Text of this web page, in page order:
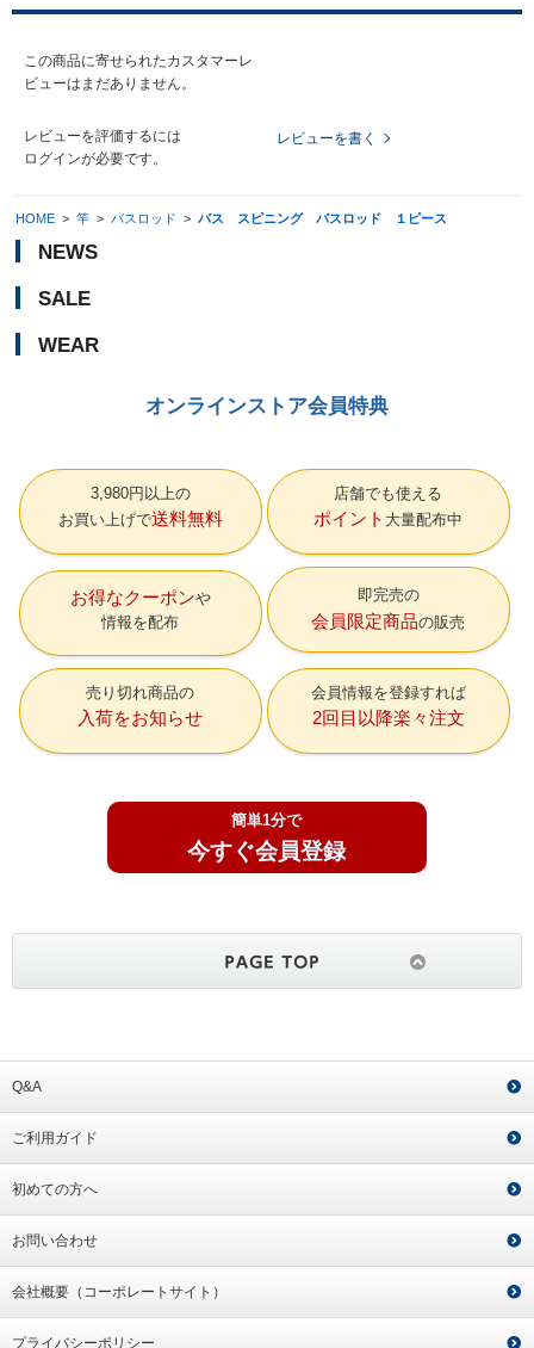
この商品に寄せられたカスタマーレ
ビューはまだありません。
レビューを評価するには
ログインが必要です。
レビューを書く
HOME > 竿 > バスロッド > バス スピニング バスロッド １ピース
NEWS
SALE
WEAR
オンラインストア会員特典
3,980円以上の
お買い上げで送料無料
店舗でも使える
ポイント 大量配布中
お得なクーポン
情報を配布
即完売の
会員限定商品の販売
売り切れ商品の
入荷をお知らせ
会員情報を登録すれば
2回目以降楽々注文
簡単1分で
今すぐ会員登録
Q&A
ご利用ガイド
初めての方へ
お問い合わせ
会社概要（コーポレートサイト）
プライバシーポリシー